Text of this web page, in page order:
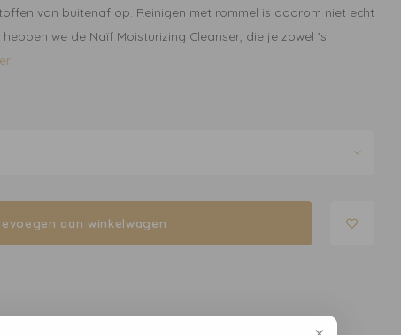
van buitenaf op. Reinigen met rommel is daarom niet echt
we de Naïf Moisturizing Cleanser, die je zowel ’s
aan winkelwagen